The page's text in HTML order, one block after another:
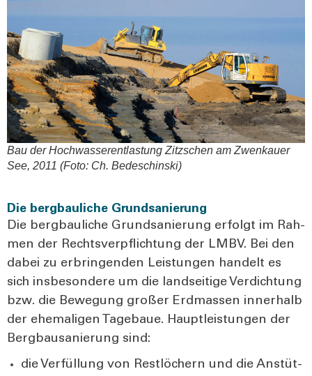
Bau der Hoch­was­ser­ent­las­tung Zitz­schen am Zwenkau­er
See, 2011 (Foto: Ch. Bedesch­in­ski)
Die bergbauliche Grundsanierung
Die berg­bau­li­che Grund­sa­nie­rung erfolgt im Rah­
men der Rechts­ver­pflich­tung der LMBV. Bei den
dabei zu erbrin­gen­den Leis­tun­gen han­delt es
sich ins­be­son­de­re um die land­sei­ti­ge Ver­dich­tung
bzw. die Bewe­gung gro­ßer Erd­mas­sen inner­halb
der ehe­ma­li­gen Tage­baue. Haupt­leis­tun­gen der
Berg­bau­sa­nie­rung sind:
die Ver­fül­lung von Rest­lö­chern und die Anstüt­